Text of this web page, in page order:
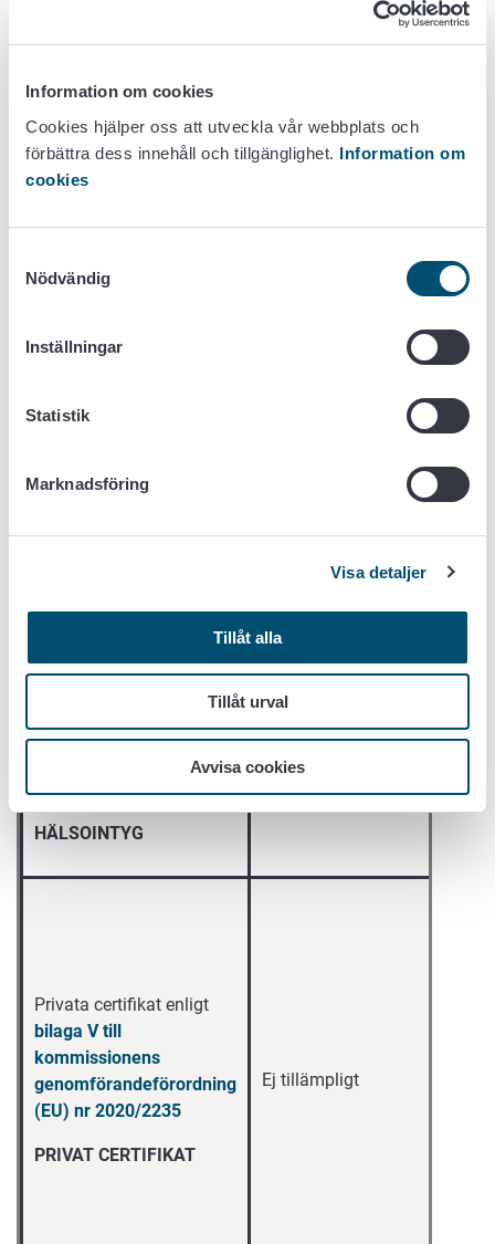
Information om cookies
Cookies hjälper oss att utveckla vår webbplats och
förbättra dess innehåll och tillgänglighet. Information om
cookies
Nödvändig
Inställningar
Statistik
Marknadsföring
Visa detaljer
Tillåt alla
Tillåt urval
Avvisa cookies
2011/163/EU för de
restriktiv fotnot, i enlighet
uppfyller kraven för införsel
kommissionens
delegerade förordning (EU)
De har tillverkats antingen i
produkten tillverkas eller i
annat land i förteckningen,
förutsatt att de inte har
genomgått någon annan typ
som tillämpas i det land där
sammansatta produkten
Officiellt intyg enligt
kapitel 50 i bilaga III till
kommissionens
genomförandeförordning
(EU) nr 2020/2235
HÄLSOINTYG
den behöriga myndigheten i
land där den sammansatta
produkten tillverkas.
Privata certifikat enligt
bilaga V till
kommissionens
genomförandeförordning
(EU) nr 2020/2235
PRIVAT CERTIFIKAT
Ej tillämpligt